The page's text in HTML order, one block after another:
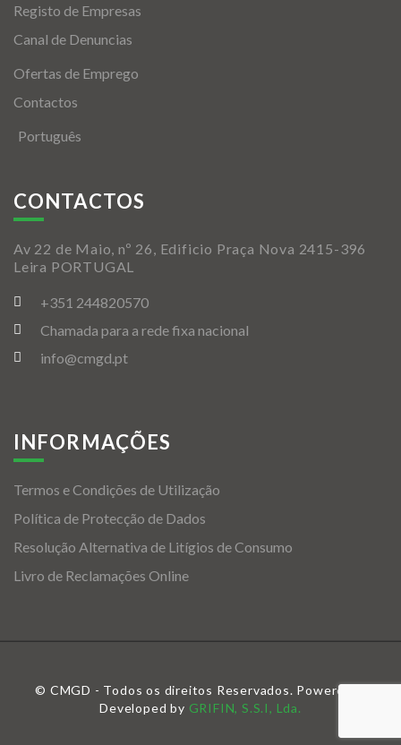
Registo de Empresas
Canal de Denuncias
Ofertas de Emprego
Contactos
Português
CONTACTOS
Av 22 de Maio, nº 26, Edificio Praça Nova 2415-396
Leira PORTUGAL
+351 244820570
Chamada para a rede fixa nacional
info@cmgd.pt
INFORMAÇÕES
Termos e Condições de Utilização
Política de Protecção de Dados
Resolução Alternativa de Litígios de Consumo
Livro de Reclamações Online
© CMGD - Todos os direitos Reservados. Powered &
Developed by GRIFIN, S.S.I, Lda.